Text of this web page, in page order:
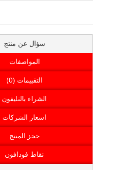
سؤال عن منتج
المواصفات
التقييمات (0)
الشراء بالتليفون
اسعار الشركات
حجز المنتج
نقاط فودافون